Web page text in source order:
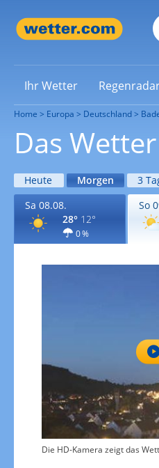
Ihr Wetter
Home Europa Deutschland
Das
Heute Morgen 3
Sa 08.08.
28° 12°
0 %
So
Die HD-Kamera zeigt das